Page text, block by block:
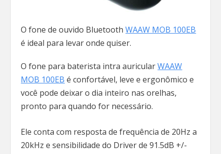
O fone de ouvido BluetoothWAAW MOB 100EB
é ideal para levar onde quiser.
O fone para baterista intra auricularWAAW
MOB 100EB é confortável, leve e ergonômico e
você pode deixar o dia inteiro nas orelhas,
pronto para quando for necessário.
Ele conta com resposta de frequência de 20Hz a
20kHz e sensibilidade do Driver de 91.5dB +/-